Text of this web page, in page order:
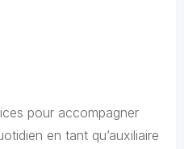
pour accompagner
en tant qu’auxiliaire